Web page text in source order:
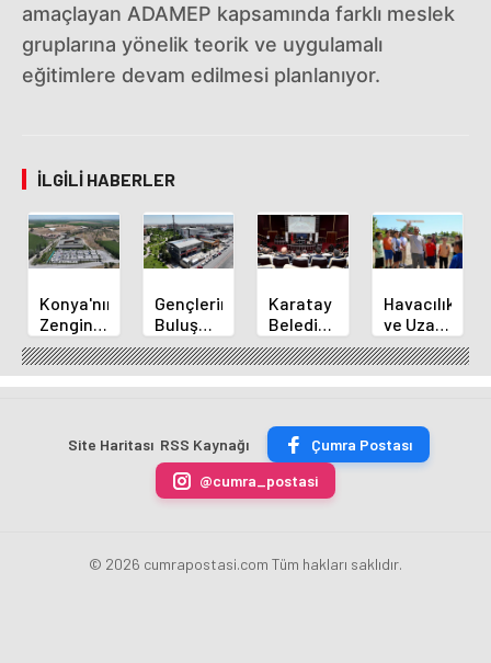
amaçlayan ADAMEP kapsamında farklı meslek
gruplarına yönelik teorik ve uygulamalı
eğitimlere devam edilmesi planlanıyor.
İLGILI HABERLER
Konya'nın
Zengin
Mutfağı
GastroFest'te
Tanıtılacak
Gençlerin
Buluşma
Noktası
Talha
Bayrakçı
Yükseliyor
Karatay
Belediye
Başkanı
Kılca
Yeni
Açıkladı
Havacılık
ve Uzay
Yaz
Kursu
Başladı
Site Haritası RSS Kaynağı
Çumra Postası
@cumra_postasi
© 2026 cumrapostasi.com Tüm hakları saklıdır.